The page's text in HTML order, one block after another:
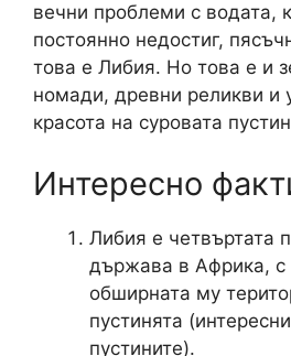
вечни проблеми с водата,
постоянно недостиг,
това е Либия. Но това е и
номади, древни реликви и
красота на суровата
Интересно
Либия е четвъртата
държава в Африка, с
обширната му
пустинята
пустините).